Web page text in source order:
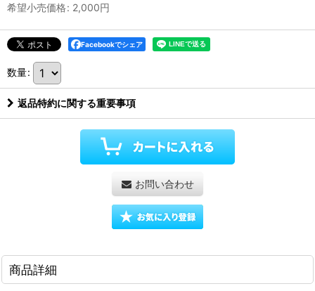
希望小売価格: 2,000円
Facebookでシェア
数量:
返品特約に関する重要事項
お問い合わせ
商品詳細